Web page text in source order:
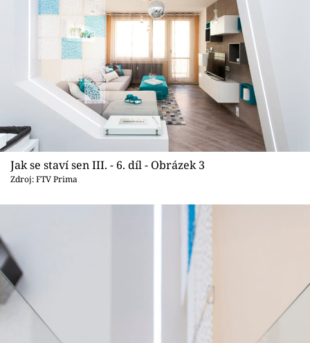
Jak se staví sen III. - 6. díl - Obrázek 3
Zdroj: FTV Prima